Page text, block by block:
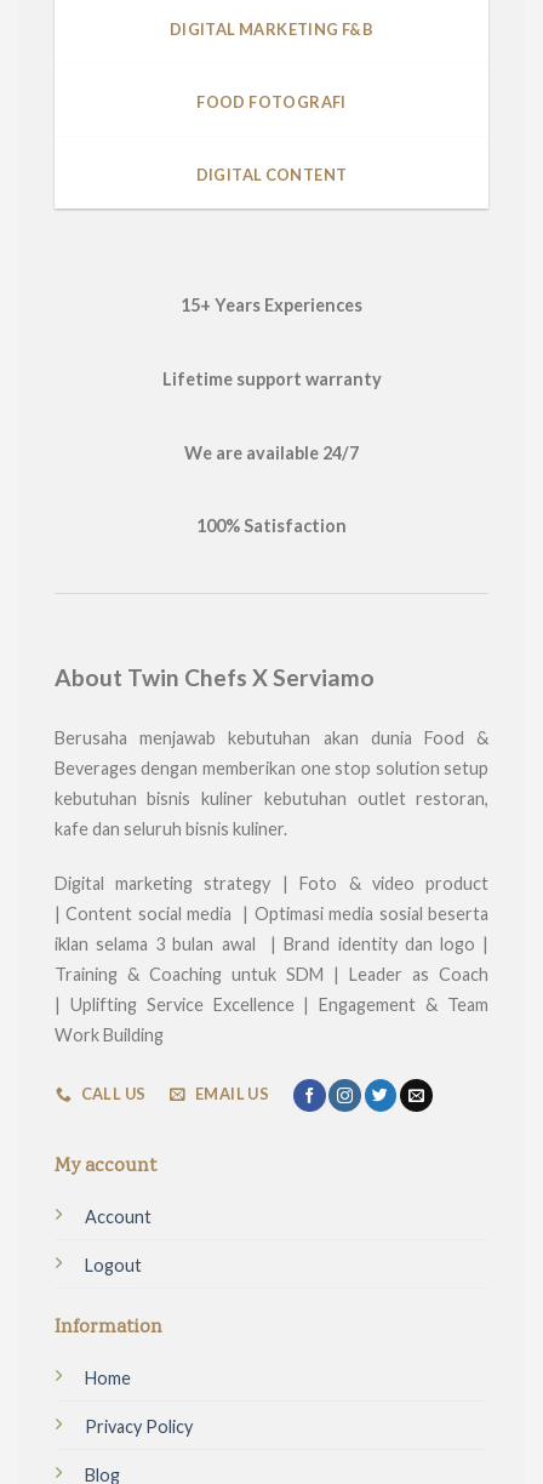
DIGITAL MARKETING F&B
FOOD FOTOGRAFI
DIGITAL CONTENT
15+ Years Experiences
Lifetime support warranty
We are available 24/7
100% Satisfaction
About Twin Chefs X Serviamo
Berusaha menjawab kebutuhan akan dunia Food &
Beverages dengan memberikan one stop solution setup
kebutuhan bisnis kuliner kebutuhan outlet restoran,
kafe dan seluruh bisnis kuliner.
Digital marketing strategy | Foto & video product
| Content social media | Optimasi media sosial beserta
iklan selama 3 bulan awal | Brand identity dan logo |
Training & Coaching untuk SDM | Leader as Coach
| Uplifting Service Excellence | Engagement & Team
Work Building
CALL US EMAIL US
My account
Account
Logout
Information
Home
Privacy Policy
Blog